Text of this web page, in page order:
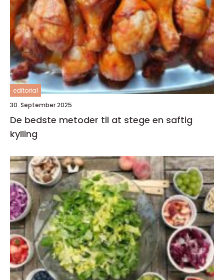
editorial
30. September 2025
De bedste metoder til at stege en saftig
kylling